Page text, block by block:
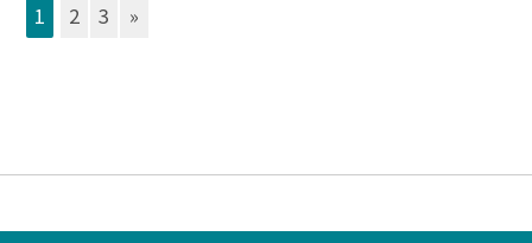
1 2 3 »